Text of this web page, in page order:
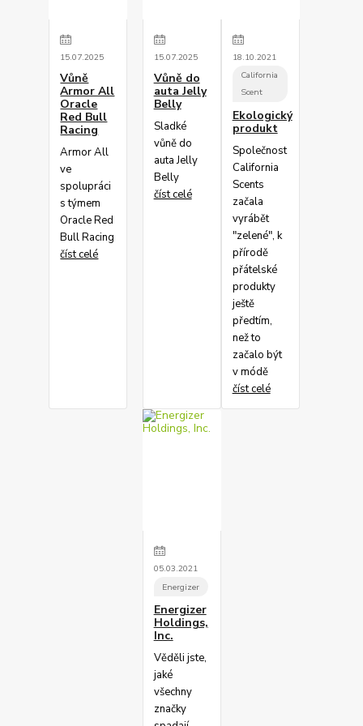
15.07.2025
Vůně
Armor All
Oracle
Red Bull
Racing
Armor All
ve
spolupráci
s týmem
Oracle Red
Bull Racing
číst celé
15.07.2025
Vůně do
auta Jelly
Belly
Sladké
vůně do
auta Jelly
Belly
číst celé
18.10.2021
California
Scent
Ekologický
produkt
Společnost
California
Scents
začala
vyrábět
"zelené", k
přírodě
přátelské
produkty
ještě
předtím,
než to
začalo být
v módě
číst celé
05.03.2021
Energizer
Energizer
Holdings,
Inc.
Věděli jste,
jaké
všechny
značky